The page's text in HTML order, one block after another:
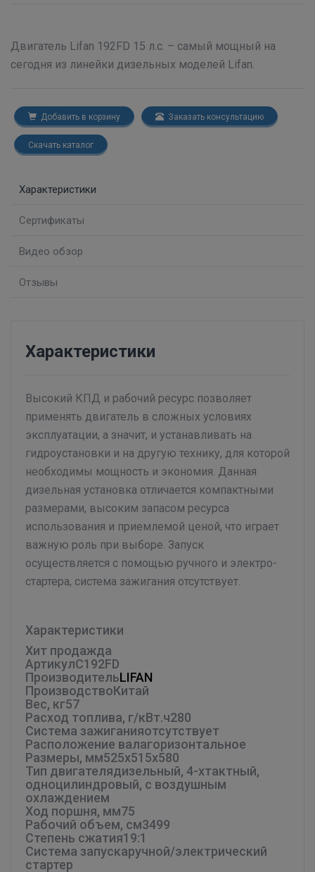
Двигатель Lifan 192FD 15 л.с. – самый мощный на
сегодня из линейки дизельных моделей Lifan.
Добавить в корзину Заказать консультацию
Скачать каталог
Характеристики
Сертификаты
Видео обзор
Отзывы
Характеристики
Высокий КПД и рабочий ресурс позволяет
применять двигатель в сложных условиях
эксплуатации, а значит, и устанавливать на
гидроустановки и на другую технику, для которой
необходимы мощность и экономия. Данная
дизельная установка отличается компактными
размерами, высоким запасом ресурса
использования и приемлемой ценой, что играет
важную роль при выборе. Запуск
осуществляется с помощью ручного и электро-
стартера, система зажигания отсутствует.
Характеристики
Хит продажда
АртикулC192FD
ПроизводительLIFAN
ПроизводствоКитай
Вес, кг57
Расход топлива, г/кВт.ч280
Система зажиганияотсутствует
Расположение валагоризонтальное
Размеры, мм525х515х580
Тип двигателядизельный, 4-хтактный,
одноцилиндровый, с воздушным
охлаждением
Ход поршня, мм75
Рабочий объем, см3499
Степень сжатия19:1
Система запускаручной/электрический
стартер